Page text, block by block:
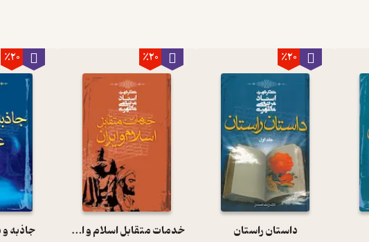
٪20
داستان راستان
٪20
خدمات متقابل اسلام و ایران
٪20
جاذبه